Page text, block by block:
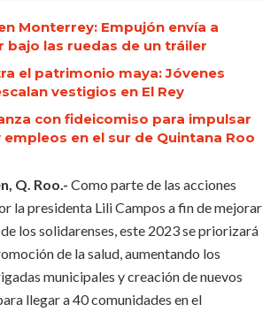
Monterrey: Empujón envía a
bajo las ruedas de un tráiler
el patrimonio maya: Jóvenes
vestigios en El Rey
con fideicomiso para impulsar
en el sur de Quintana Roo
Q. Roo.- Como parte de las acciones
la presidenta Lili Campos a fin de mejorar
los solidarenses, este 2023 se priorizará
de la salud, aumentando los
municipales y creación de nuevos
llegar a 40 comunidades en el